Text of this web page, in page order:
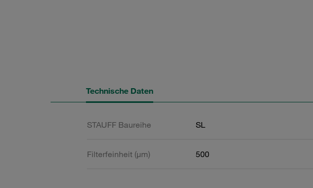
Technische Daten
STAUFF Baureihe SL
Filterfeinheit (µm) 500